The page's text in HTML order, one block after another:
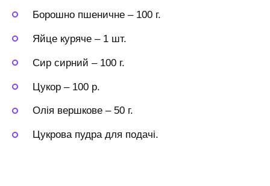
Борошно пшеничне – 100 г.
Яйце куряче – 1 шт.
Сир сирний – 100 г.
Цукор – 100 р.
Олія вершкове – 50 г.
Цукрова пудра для подачі.